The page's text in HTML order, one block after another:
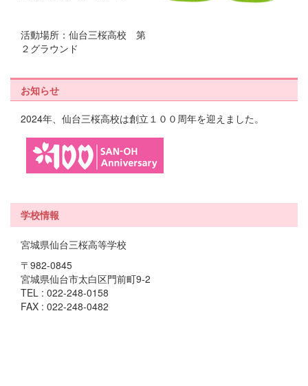
活動場所：仙台三桜高校 第
２グラウンド
お知らせ
2024年、仙台三桜高校は創立１００周年を迎えました。
学校情報
宮城県仙台三桜高等学校
〒982-0845
宮城県仙台市太白区門前町9-2
TEL : 022-248-0158
FAX : 022-248-0482